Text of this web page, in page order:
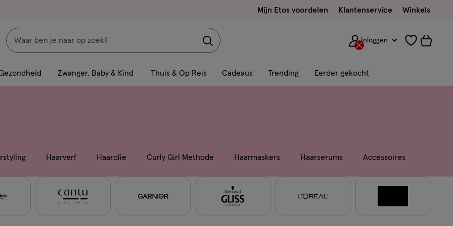
Mijn Etos voordelen Klantenservice Winkels
Zoeken
met
dit
met
geavanceerde
Inloggen
Zwanger, Baby & Kind Thuis & Op Reis Cadeaus Trending Eerder gekocht
Haarverf Haarolie Curly Girl Methode Haarmaskers Haarserums Accessoires